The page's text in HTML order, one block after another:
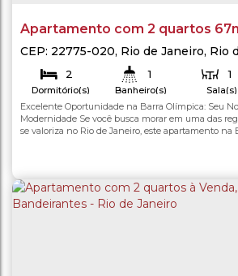
Apartamento com 2 quartos
Barra Olímpica, Rio de Janeiro/
CEP: 22775-020, Rio de Janeiro, Rio
2
Dormitório(s)
1
Banheiro(s)
1
Sala(s)
Total:67.00m²
Útil:67.00m²
Excelente Oportunidade na Barra Olímpica: Seu
Modernidade Se você busca morar em uma das
se valoriza no Rio de Janeiro, este apartamento na
escolha perfeita. Com uma planta inteligente e
67m², o imóvel oferece o equilíbrio ideal entre